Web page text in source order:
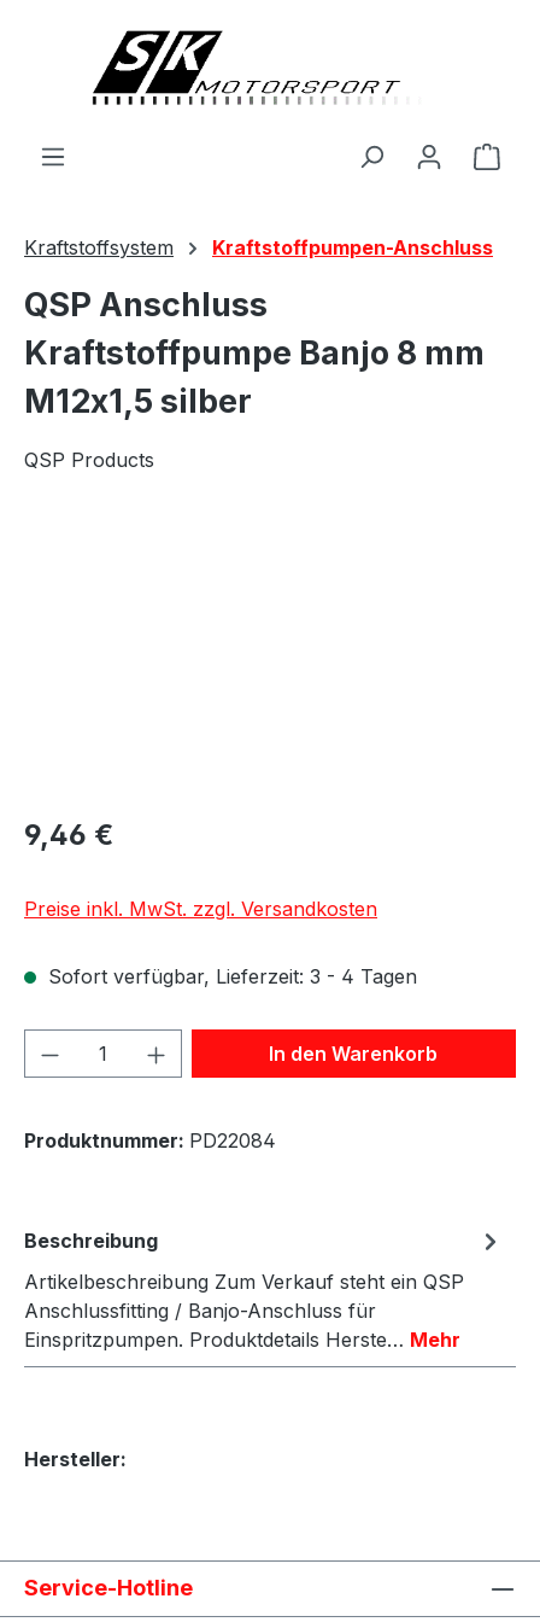
Kraftstoffsystem Kraftstoffpumpen-Anschluss
QSP Anschluss
Kraftstoffpumpe Banjo 8 mm
M12x1,5 silber
QSP Products
9,46 €
Preise inkl. MwSt. zzgl. Versandkosten
Sofort verfügbar, Lieferzeit: 3 - 4 Tagen
Produkt Anzahl: Gib denIn den Warenkorb
Produktnummer: PD22084
Beschreibung
Artikelbeschreibung Zum Verkauf steht ein QSP
Anschlussfitting / Banjo-Anschluss für
Einspritzpumpen. Produktdetails Herste… Mehr
Hersteller:
Service-Hotline